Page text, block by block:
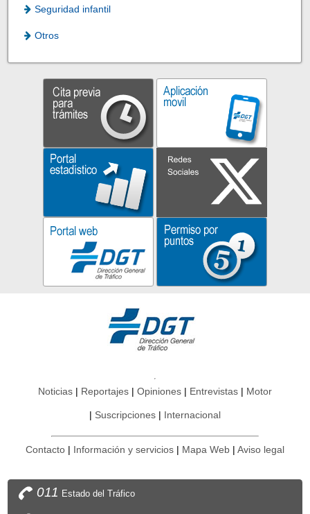
Seguridad infantil
Otros
Noticias Reportajes Opiniones Entrevistas Motor
Suscripciones Internacional
Contacto Información y servicios Mapa Web Aviso legal
011 Estado del Tráfico